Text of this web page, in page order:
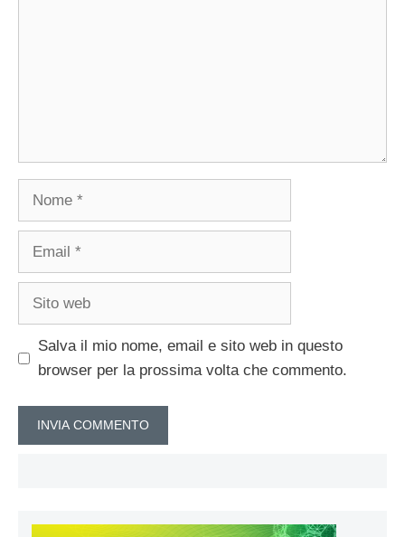
Nome
Email
Sito
Salva il mio nome, email e sito web in questo
browser per la prossima volta che commento.